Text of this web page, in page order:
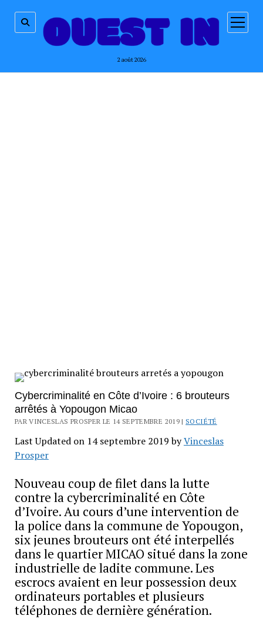
2 août 2026
ouvrir
menu
Cybercriminalité en Côte d’Ivoire : 6 brouteurs
arrêtés à Yopougon Micao
PAR VINCESLAS PROSPER LE 14 SEPTEMBRE 2019 | SOCIÉTÉ
Last Updated on 14 septembre 2019 byVinceslas
Prosper
Nouveau coup de filet dans la lutte
contre la cybercriminalité en Côte
d’Ivoire. Au cours d’une intervention de
la police dans la commune de Yopougon,
six jeunes brouteurs ont été interpellés
dans le quartier MICAO situé dans la zone
industrielle de ladite commune. Les
escrocs avaient en leur possession deux
ordinateurs portables et plusieurs
téléphones de dernière génération.